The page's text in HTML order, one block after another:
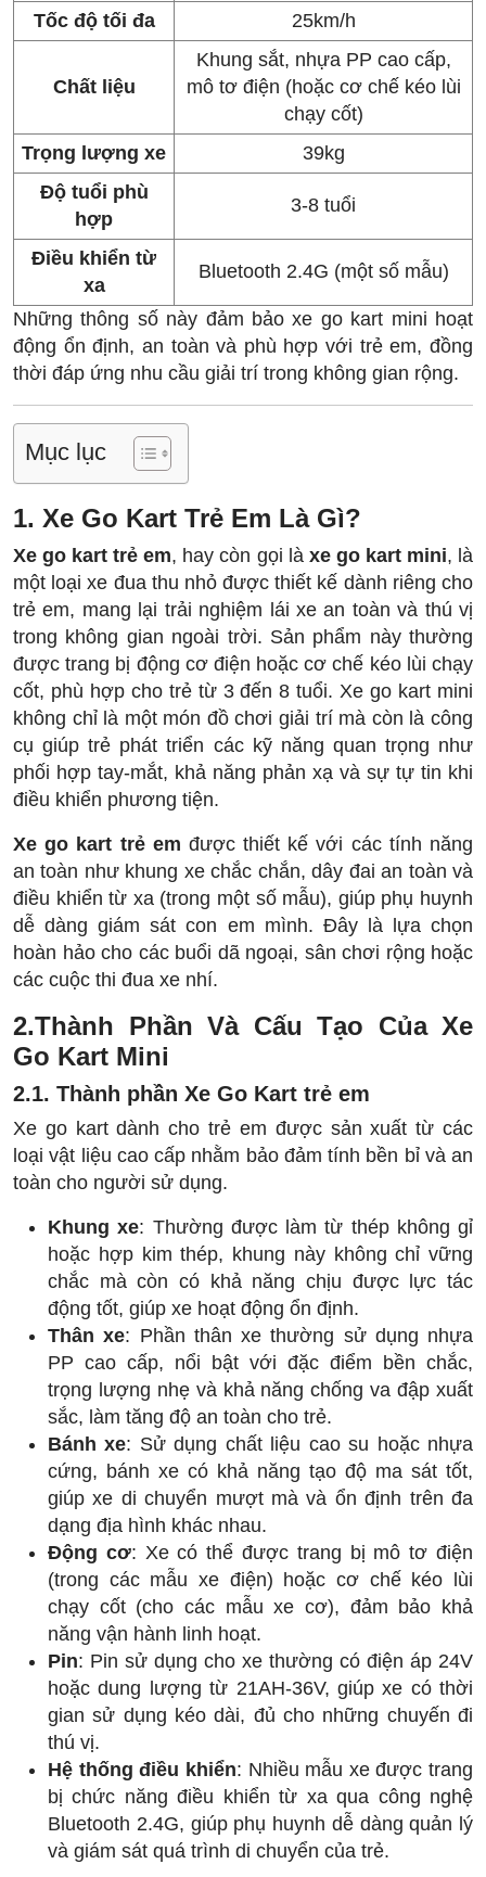
Tốc độ tối đa
25km/h
Chất liệu
Khung sắt, nhựa PP cao cấp,
mô tơ điện (hoặc cơ chế kéo lùi
chạy cốt)
Trọng lượng xe
39kg
Độ tuổi phù
hợp
3-8 tuổi
Điều khiển từ
xa
Bluetooth 2.4G (một số mẫu)
Những thông số này đảm bảo xe go kart mini hoạt
động ổn định, an toàn và phù hợp với trẻ em, đồng
thời đáp ứng nhu cầu giải trí trong không gian rộng.
Mục lục
1. Xe Go Kart Trẻ Em Là Gì?
Xe go kart trẻ em, hay còn gọi là xe go kart mini, là
một loại xe đua thu nhỏ được thiết kế dành riêng cho
trẻ em, mang lại trải nghiệm lái xe an toàn và thú vị
trong không gian ngoài trời. Sản phẩm này thường
được trang bị động cơ điện hoặc cơ chế kéo lùi chạy
cốt, phù hợp cho trẻ từ 3 đến 8 tuổi. Xe go kart mini
không chỉ là một món đồ chơi giải trí mà còn là công
cụ giúp trẻ phát triển các kỹ năng quan trọng như
phối hợp tay-mắt, khả năng phản xạ và sự tự tin khi
điều khiển phương tiện.
Xe go kart trẻ em được thiết kế với các tính năng
an toàn như khung xe chắc chắn, dây đai an toàn và
điều khiển từ xa (trong một số mẫu), giúp phụ huynh
dễ dàng giám sát con em mình. Đây là lựa chọn
hoàn hảo cho các buổi dã ngoại, sân chơi rộng hoặc
các cuộc thi đua xe nhí.
2.Thành Phần Và Cấu Tạo Của Xe
Go Kart Mini
2.1. Thành phần Xe Go Kart trẻ em
Xe go kart dành cho trẻ em được sản xuất từ các
loại vật liệu cao cấp nhằm bảo đảm tính bền bỉ và an
toàn cho người sử dụng.
Khung xe: Thường được làm từ thép không gỉ
hoặc hợp kim thép, khung này không chỉ vững
chắc mà còn có khả năng chịu được lực tác
động tốt, giúp xe hoạt động ổn định.
Thân xe: Phần thân xe thường sử dụng nhựa
PP cao cấp, nổi bật với đặc điểm bền chắc,
trọng lượng nhẹ và khả năng chống va đập xuất
sắc, làm tăng độ an toàn cho trẻ.
Bánh xe: Sử dụng chất liệu cao su hoặc nhựa
cứng, bánh xe có khả năng tạo độ ma sát tốt,
giúp xe di chuyển mượt mà và ổn định trên đa
dạng địa hình khác nhau.
Động cơ: Xe có thể được trang bị mô tơ điện
(trong các mẫu xe điện) hoặc cơ chế kéo lùi
chạy cốt (cho các mẫu xe cơ), đảm bảo khả
năng vận hành linh hoạt.
Pin: Pin sử dụng cho xe thường có điện áp 24V
hoặc dung lượng từ 21AH-36V, giúp xe có thời
gian sử dụng kéo dài, đủ cho những chuyến đi
thú vị.
Hệ thống điều khiển: Nhiều mẫu xe được trang
bị chức năng điều khiển từ xa qua công nghệ
Bluetooth 2.4G, giúp phụ huynh dễ dàng quản lý
và giám sát quá trình di chuyển của trẻ.